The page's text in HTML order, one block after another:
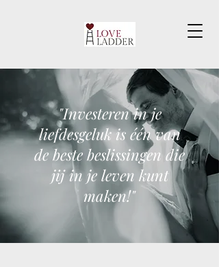
"Investeren in je
liefdesgeluk is één van
de beste beslissingen die
jij in je leven kunt
maken!"